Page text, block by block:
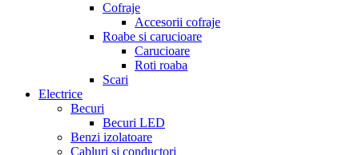
Cofraje
Accesorii cofraje
Roabe si carucioare
Carucioare
Roti roaba
Scari
Electrice
Becuri
Becuri LED
Benzi izolatoare
Cabluri si conductori